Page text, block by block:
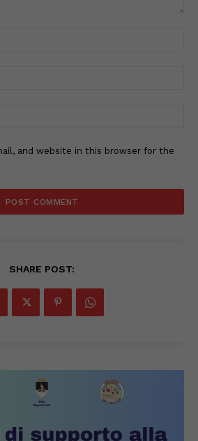
and website in this browser for the
SHARE POST: